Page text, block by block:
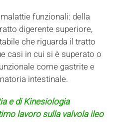
funzionali: della
digerente superiore,
che riguarda il tratto
casi in cui si è superato o
come gastrite e
intestinale.
e di Kinesiologia
lavoro sulla valvola ileo